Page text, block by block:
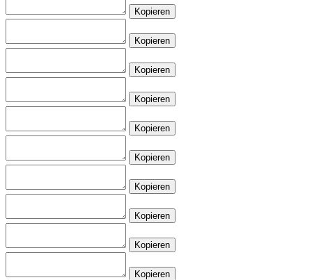
Kopieren
Kopieren
Kopieren
Kopieren
Kopieren
Kopieren
Kopieren
Kopieren
Kopieren
Kopieren